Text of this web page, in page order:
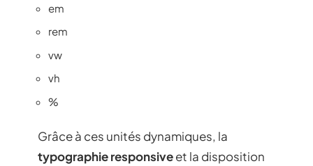
em
rem
vw
vh
%
Grâce à ces unités dynamiques, la
typographie responsiveet la disposition